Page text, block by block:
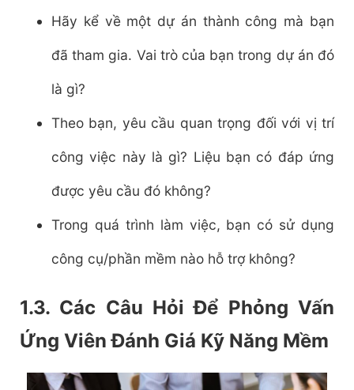
Hãy kể về một dự án thành công mà bạn
đã tham gia. Vai trò của bạn trong dự án đó
là gì?
Theo bạn, yêu cầu quan trọng đối với vị trí
công việc này là gì? Liệu bạn có đáp ứng
được yêu cầu đó không?
Trong quá trình làm việc, bạn có sử dụng
công cụ/phần mềm nào hỗ trợ không?
1.3. Các Câu Hỏi Để Phỏng Vấn
Ứng Viên Đánh Giá Kỹ Năng Mềm